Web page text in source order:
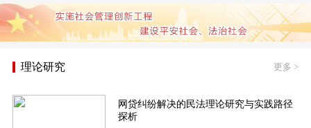
理论研究 更多 >
网贷纠纷解决的民法理论研究与实践路径
探析